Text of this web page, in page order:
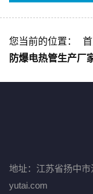
您当前的位置：
防爆电热管生产厂
地址：江苏省扬中市
yutai.com